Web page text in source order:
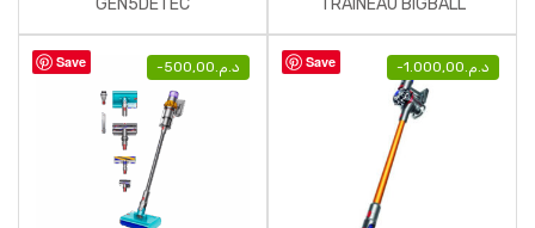
Save - د.م. 500,00 Save - د.م. 1.000,00